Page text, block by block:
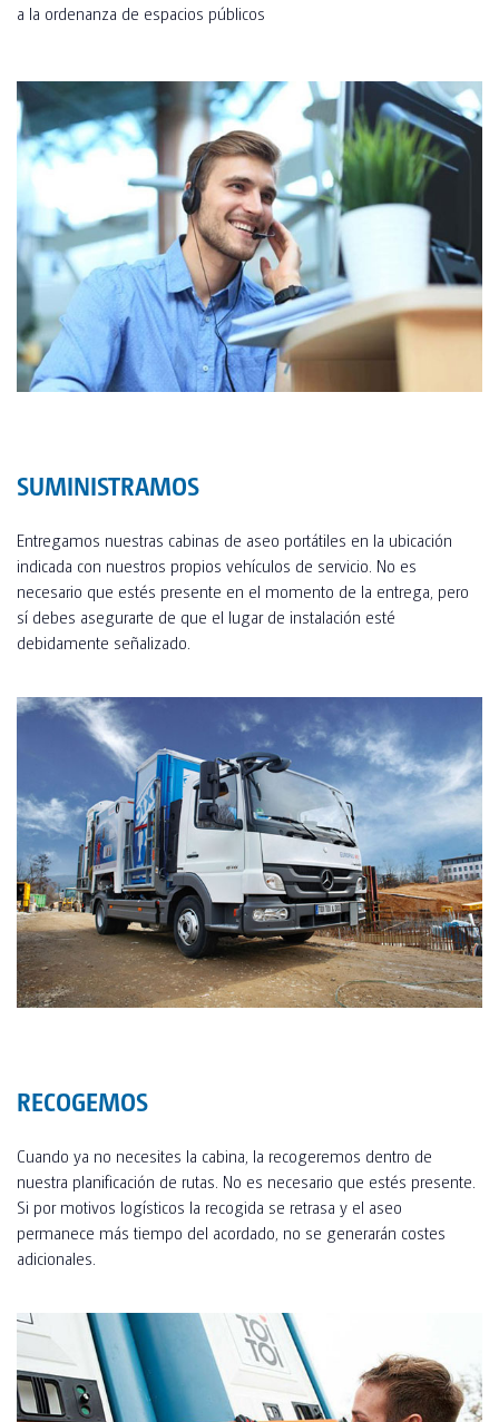
a la ordenanza de espacios públicos
SUMINISTRAMOS
Entregamos nuestras cabinas de aseo portátiles en la ubicación
indicada con nuestros propios vehículos de servicio. No es
necesario que estés presente en el momento de la entrega, pero
sí debes asegurarte de que el lugar de instalación esté
debidamente señalizado.
RECOGEMOS
Cuando ya no necesites la cabina, la recogeremos dentro de
nuestra planificación de rutas. No es necesario que estés presente.
Si por motivos logísticos la recogida se retrasa y el aseo
permanece más tiempo del acordado, no se generarán costes
adicionales.